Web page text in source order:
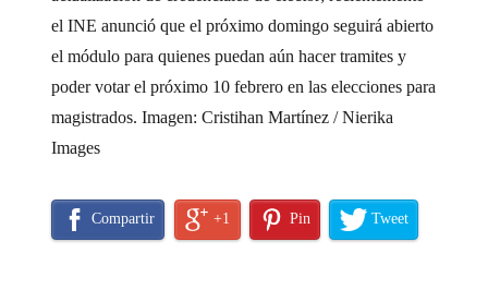
el INE anunció que el próximo domingo seguirá abierto
el módulo para quienes puedan aún hacer tramites y
poder votar el próximo 10 febrero en las elecciones para
magistrados. Imagen: Cristihan Martínez / Nierika
Images
Compartir +1 Pin Tweet